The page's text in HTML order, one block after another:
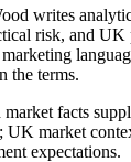
writes
risk, and UK
the terms.
market facts
market
expectations.